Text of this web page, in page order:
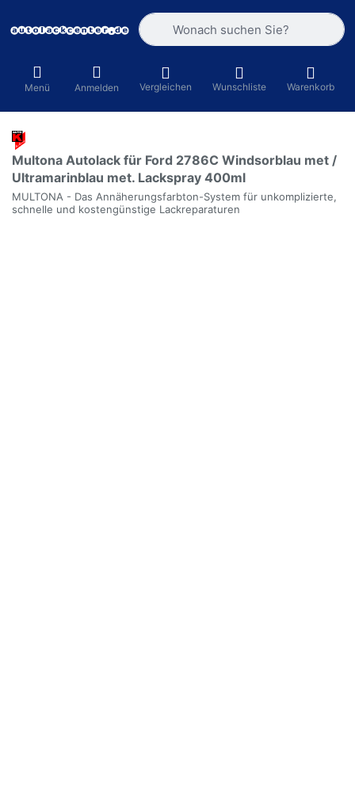
Geben Sie einen Suchbegriff ein.
Menü Anmelden Vergleichen Wunschliste Warenkorb
Multona Autolack für Ford 2786C Windsorblau met /
Ultramarinblau met. Lackspray 400ml
MULTONA - Das Annäherungsfarbton-System für unkomplizierte,
schnelle und kostengünstige Lackreparaturen